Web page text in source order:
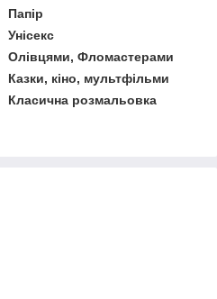
Папір
Унісекс
Олівцями, Фломастерами
Казки, кіно, мультфільми
Класична розмальовка